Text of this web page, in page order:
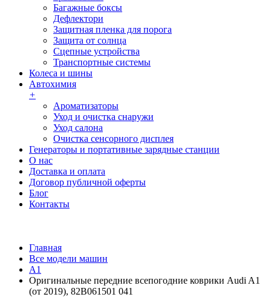
Багажные боксы
Дефлектори
Защитная пленка для порога
Защита от солнца
Сцепные устройства
Транспортные системы
Колеса и шины
Автохимия
+
Ароматизаторы
Уход и очистка снаружи
Уход салона
Очистка сенсорного дисплея
Генераторы и портативные зарядные станции
О нас
Доставка и оплата
Договор публичной оферты
Блог
Контакты
Главная
Все модели машин
A1
Оригинальные передние всепогодние коврики Audi A1
(от 2019), 82B061501 041